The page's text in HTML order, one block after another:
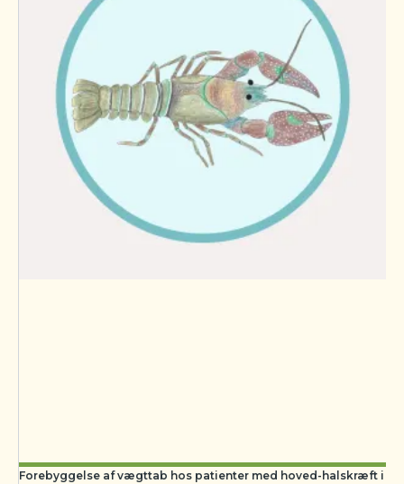
Forebyggelse af vægttab hos patienter med hoved-halskræft i